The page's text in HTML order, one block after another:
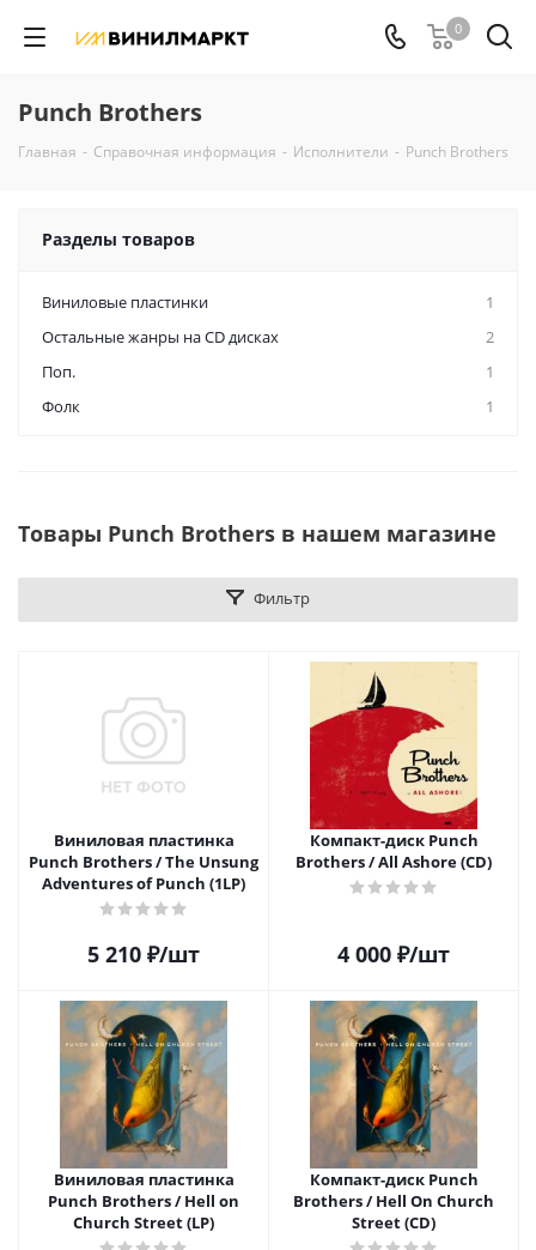
0
Punch Brothers
Главная - Справочная информация - Исполнители - Punch Brothers
Разделы товаров
Виниловые пластинки
1
Остальные жанры на CD дисках
2
Поп.
1
Фолк
1
Товары Punch Brothers в нашем магазине
Фильтр
Виниловая пластинка
Punch Brothers / The Unsung
Adventures of Punch (1LP)
5 210 ₽/шт
Компакт-диск Punch
Brothers / All Ashore (CD)
4 000 ₽/шт
Виниловая пластинка
Punch Brothers / Hell on
Church Street (LP)
Компакт-диск Punch
Brothers / Hell On Church
Street (CD)